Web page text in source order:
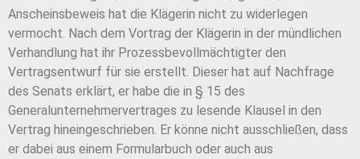
Anscheinsbeweis hat die Klägerin nicht zu widerlegen
vermocht. Nach dem Vortrag der Klägerin in der mündlichen
Verhandlung hat ihr Prozessbevollmächtigter den
Vertragsentwurf für sie erstellt. Dieser hat auf Nachfrage
des Senats erklärt, er habe die in § 15 des
Generalunternehmervertrages zu lesende Klausel in den
Vertrag hineingeschrieben. Er könne nicht ausschließen, dass
er dabei aus einem Formularbuch oder auch aus